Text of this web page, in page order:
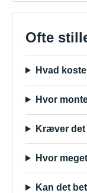
Ofte
Hvad
Hvor
Kræver det
Hvor
Kan det